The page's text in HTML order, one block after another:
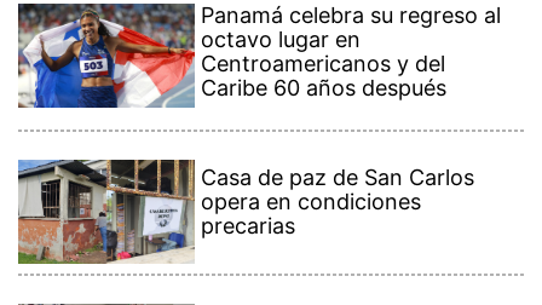
Panamá celebra su regreso al
octavo lugar en
Centroamericanos y del
Caribe 60 años después
Casa de paz de San Carlos
opera en condiciones
precarias